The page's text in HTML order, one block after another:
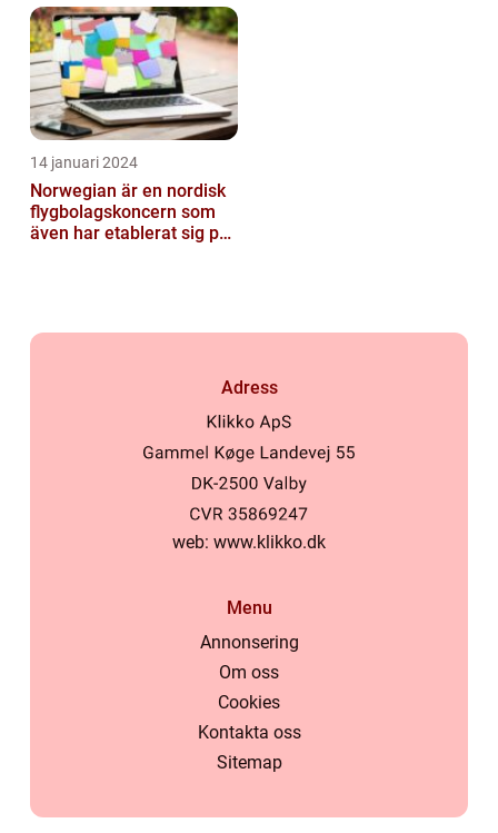
14 januari 2024
Norwegian är en nordisk
flygbolagskoncern som
även har etablerat sig på
Adress
web: www.klikko.dk
Menu
Annonsering
Om oss
Cookies
Kontakta oss
Sitemap